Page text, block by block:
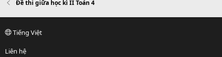
Đề thi giữa học kì II Toán 4
Tiếng Việt
Liên hệ